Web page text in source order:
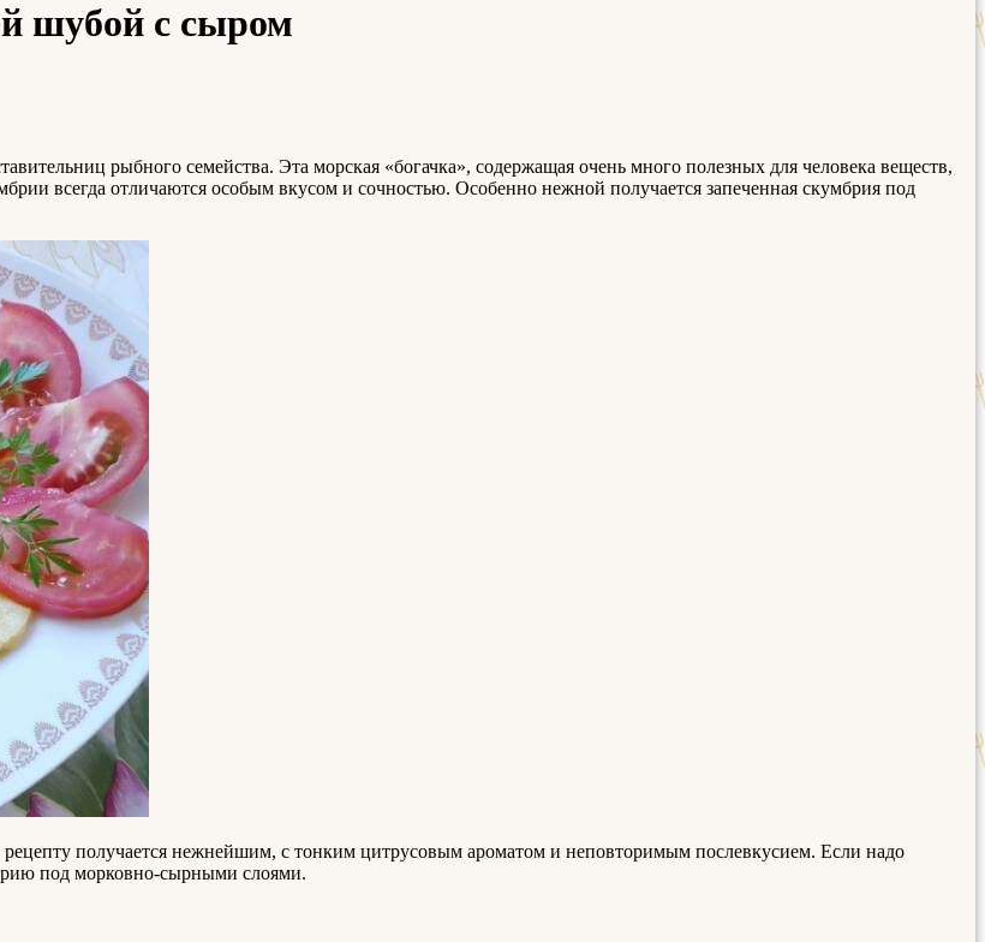
шубой с сыром
рыбного семейства. Эта морская «богачка», содержащая очень много полезных для человека веществ,
всегда отличаются особым вкусом и сочностью. Особенно нежной получается запеченная скумбрия под
получается нежнейшим, с тонким цитрусовым ароматом и неповторимым послевкусием. Если надо
под морковно-сырными слоями.